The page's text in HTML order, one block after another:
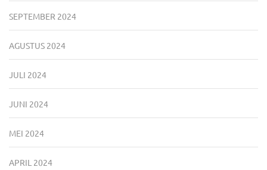
SEPTEMBER 2024
AGUSTUS 2024
JULI 2024
JUNI 2024
MEI 2024
APRIL 2024